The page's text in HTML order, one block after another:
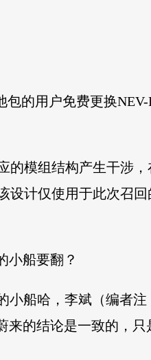
的用户免费更换NEV-
的模组结构产生干涉
计仅使用于此次召回
小船要翻？
小船哈，李斌（编者注
来的结论是一致的，